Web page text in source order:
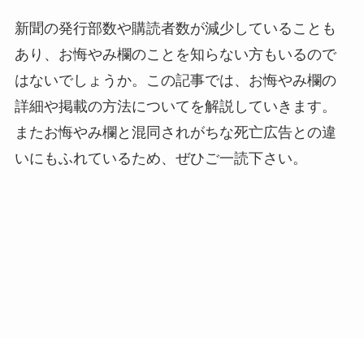
新聞の発行部数や購読者数が減少していることも
あり、お悔やみ欄のことを知らない方もいるので
はないでしょうか。この記事では、お悔やみ欄の
詳細や掲載の方法についてを解説していきます。
またお悔やみ欄と混同されがちな死亡広告との違
いにもふれているため、ぜひご一読下さい。